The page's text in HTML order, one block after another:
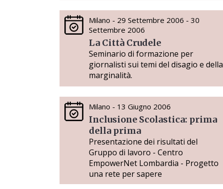
Milano - 29 Settembre 2006 - 30
Settembre 2006
La Città Crudele
Seminario di formazione per
giornalisti sui temi del disagio e della
marginalità.
Milano - 13 Giugno 2006
Inclusione Scolastica: prima
della prima
Presentazione dei risultati del
Gruppo di lavoro - Centro
EmpowerNet Lombardia - Progetto
una rete per sapere